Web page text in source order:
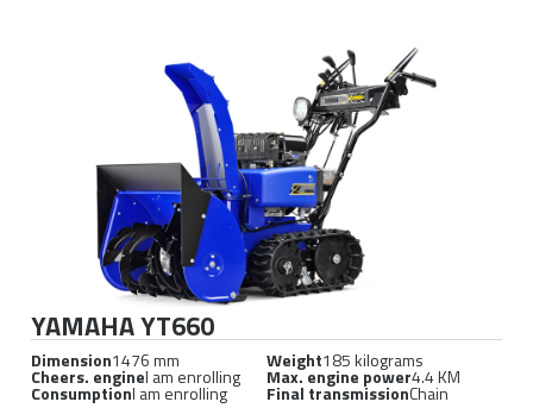
YAMAHA YT660
Dimension1476 mm Weight185 kilograms
Cheers. engineI am enrolling Max. engine power4.4 KM
ConsumptionI am enrolling Final transmissionChain